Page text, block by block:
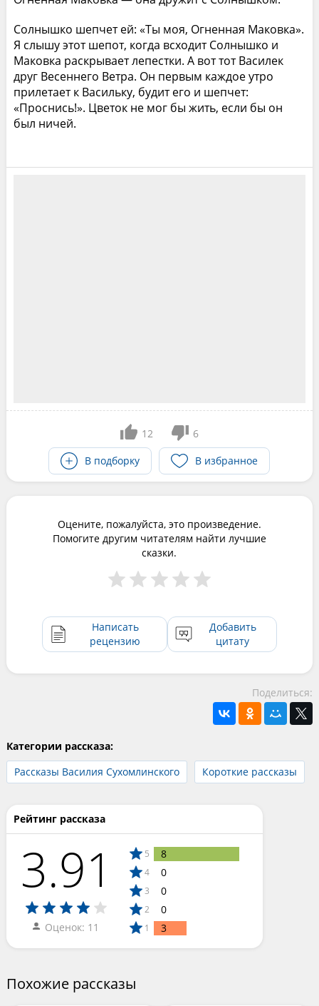
Солнышко шепчет ей: «Ты моя, Огненная Маковка».
Я слышу этот шепот, когда всходит Солнышко и
Маковка раскрывает лепестки. А вот тот Василек
друг Весеннего Ветра. Он первым каждое утро
прилетает к Васильку, будит его и шепчет:
«Проснись!». Цветок не мог бы жить, если бы он
был ничей.
12
6
В подборку
В избранное
Оцените, пожалуйста, это произведение.
Помогите другим читателям найти лучшие
сказки.
Написать
рецензию
Добавить
цитату
Поделиться:
Категории рассказа:
Рассказы Василия Сухомлинского
Короткие рассказы
Рейтинг рассказа
3.91
Оценок: 11
5 8
4 0
3 0
2 0
1 3
Похожие рассказы